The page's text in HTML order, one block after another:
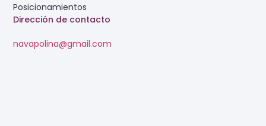
Dirección de contacto
navapolina@gmail.com
Posicionamientos